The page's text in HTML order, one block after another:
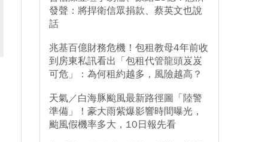
發聲：將捍衛信眾捐款、蔡英文也說
話
兆基百億財務危機！包租教母4年前收
到房東私訊看出「包租代管龍頭岌岌
可危」：為何租約越多，風險越高？
天氣／白海豚颱風最新路徑圖「陸警
準備」！豪大雨紫爆影響時間曝光，
颱風假機率多大，10日報先看